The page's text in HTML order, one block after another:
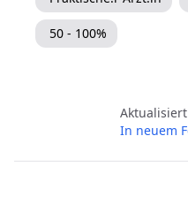
50 - 100%
In neuem